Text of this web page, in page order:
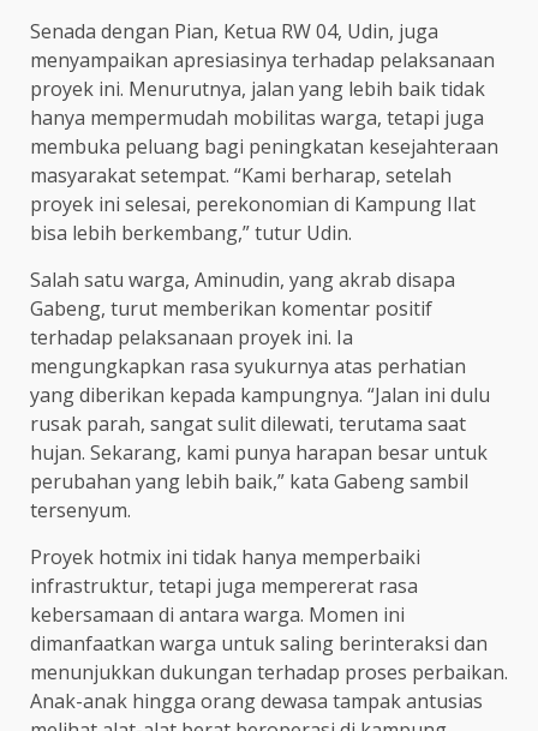
Senada dengan Pian, Ketua RW 04, Udin, juga
menyampaikan apresiasinya terhadap pelaksanaan
proyek ini. Menurutnya, jalan yang lebih baik tidak
hanya mempermudah mobilitas warga, tetapi juga
membuka peluang bagi peningkatan kesejahteraan
masyarakat setempat. “Kami berharap, setelah
proyek ini selesai, perekonomian di Kampung Ilat
bisa lebih berkembang,” tutur Udin.
Salah satu warga, Aminudin, yang akrab disapa
Gabeng, turut memberikan komentar positif
terhadap pelaksanaan proyek ini. Ia
mengungkapkan rasa syukurnya atas perhatian
yang diberikan kepada kampungnya. “Jalan ini dulu
rusak parah, sangat sulit dilewati, terutama saat
hujan. Sekarang, kami punya harapan besar untuk
perubahan yang lebih baik,” kata Gabeng sambil
tersenyum.
Proyek hotmix ini tidak hanya memperbaiki
infrastruktur, tetapi juga mempererat rasa
kebersamaan di antara warga. Momen ini
dimanfaatkan warga untuk saling berinteraksi dan
menunjukkan dukungan terhadap proses perbaikan.
Anak-anak hingga orang dewasa tampak antusias